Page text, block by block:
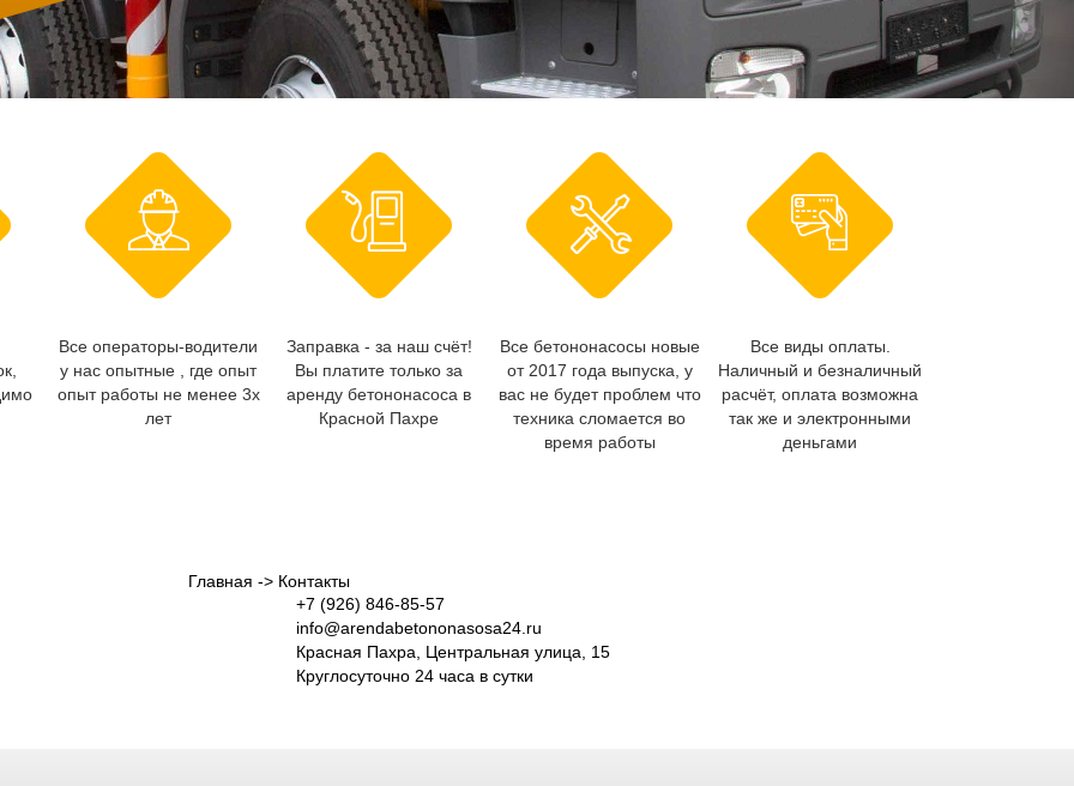
Все операторы-водители
у нас опытные , где опыт
опыт работы не менее 3х
лет
Заправка - за наш счёт!
Вы платите только за
аренду бетононасоса в
Красной Пахре
Все бетононасосы новые
от 2017 года выпуска, у
вас не будет проблем что
техника сломается во
время работы
Все виды оплаты.
Наличный и безналичный
расчёт, оплата возможна
так же и электронными
деньгами
Главная -> Контакты
+7 (926) 846-85-57
info@arendabetononasosa24.ru
Красная Пахра, Центральная улица, 15
Круглосуточно 24 часа в сутки